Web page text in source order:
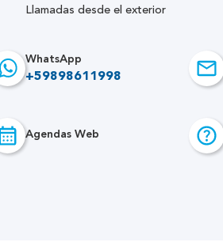
Llamadas desde el exterior
WhatsApp
+59898611998
Agendas Web